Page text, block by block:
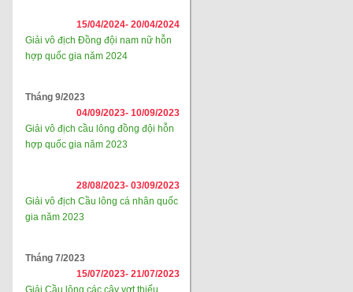
15/04/2024- 20/04/2024
Giải vô địch Đồng đội nam nữ hỗn
hợp quốc gia năm 2024
Tháng 9/2023
04/09/2023- 10/09/2023
Giải vô địch cầu lông đồng đội hỗn
hợp quốc gia năm 2023
28/08/2023- 03/09/2023
Giải vô địch Cầu lông cá nhân quốc
gia năm 2023
Tháng 7/2023
15/07/2023- 21/07/2023
Giải Cầu lông các cây vợt thiếu